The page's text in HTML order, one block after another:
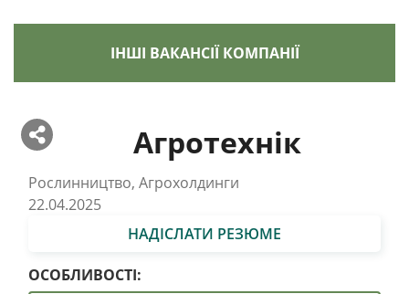
ІНШІ ВАКАНСІЇ КОМПАНІЇ
Агротехнік
Рослинництво, Агрохолдинги
22.04.2025
НАДІСЛАТИ РЕЗЮМЕ
ОСОБЛИВОСТІ: